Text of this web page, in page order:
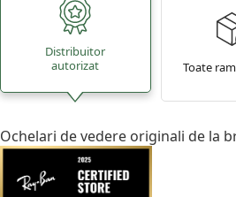
Distribuitor
autorizat
Toate
Ochelari de vedere originali de la